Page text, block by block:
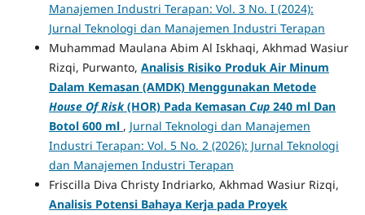
Manajemen Industri Terapan: Vol. 3 No. I (2024):
Jurnal Teknologi dan Manajemen Industri Terapan
Muhammad Maulana Abim Al Iskhaqi, Akhmad Wasiur
Rizqi, Purwanto, Analisis Risiko Produk Air Minum
Dalam Kemasan (AMDK) Menggunakan Metode
House Of Risk(HOR) Pada Kemasan Cup240 ml Dan
Botol 600 ml , Jurnal Teknologi dan Manajemen
Industri Terapan: Vol. 5 No. 2 (2026): Jurnal Teknologi
dan Manajemen Industri Terapan
Friscilla Diva Christy Indriarko, Akhmad Wasiur Rizqi,
Analisis Potensi Bahaya Kerja pada Proyek